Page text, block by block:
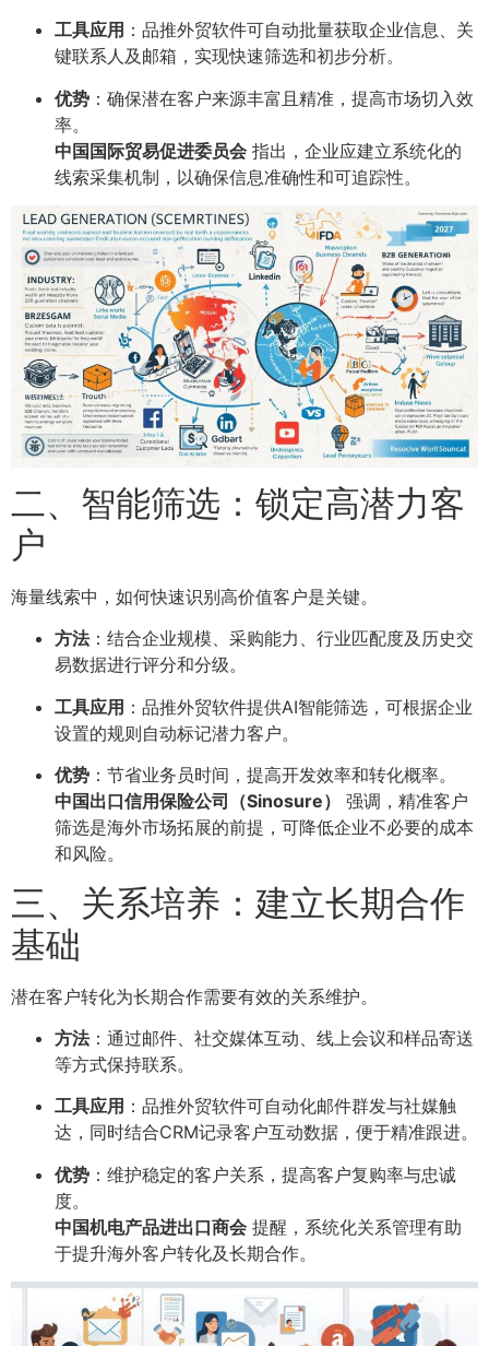
工具应用 ：品推外贸软件可自动批量获取企业信息、关
键联系人及邮箱，实现快速筛选和初步分析。
优势 ：确保潜在客户来源丰富且精准，提高市场切入效
率。
中国国际贸易促进委员会 指出，企业应建立系统化的
线索采集机制，以确保信息准确性和可追踪性。
二、智能筛选：锁定高潜力客
户
海量线索中，如何快速识别高价值客户是关键。
方法：结合企业规模、采购能力、行业匹配度及历史交
易数据进行评分和分级。
工具应用 ：品推外贸软件提供AI智能筛选，可根据企业
设置的规则自动标记潜力客户。
优势 ：节省业务员时间，提高开发效率和转化概率。
中国出口信用保险公司（Sinosure）
强调，精准客户
筛选是海外市场拓展的前提，可降低企业不必要的成本
和风险。
三、关系培养：建立长期合作
基础
潜在客户转化为长期合作需要有效的关系维护。
方法：通过邮件、社交媒体互动、线上会议和样品寄送
等方式保持联系。
工具应用 ：品推外贸软件可自动化邮件群发与社媒触
达，同时结合CRM记录客户互动数据，便于精准跟进。
优势 ：维护稳定的客户关系，提高客户复购率与忠诚
度。
中国机电产品进出口商会 提醒，系统化关系管理有助
于提升海外客户转化及长期合作。